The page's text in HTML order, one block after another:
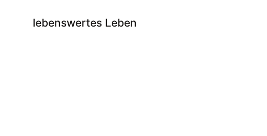
lebenswertes Leben